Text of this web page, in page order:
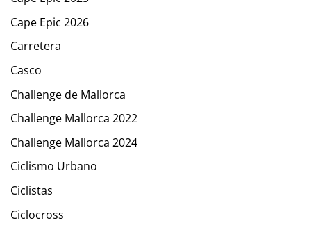
Cape Epic 2026
Carretera
Casco
Challenge de Mallorca
Challenge Mallorca 2022
Challenge Mallorca 2024
Ciclismo Urbano
Ciclistas
Ciclocross